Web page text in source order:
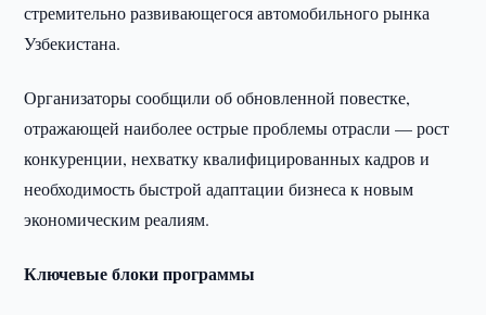
стремительно развивающегося автомобильного рынка
Узбекистана.
Организаторы сообщили об обновленной повестке,
отражающей наиболее острые проблемы отрасли — рост
конкуренции, нехватку квалифицированных кадров и
необходимость быстрой адаптации бизнеса к новым
экономическим реалиям.
Ключевые блоки программы